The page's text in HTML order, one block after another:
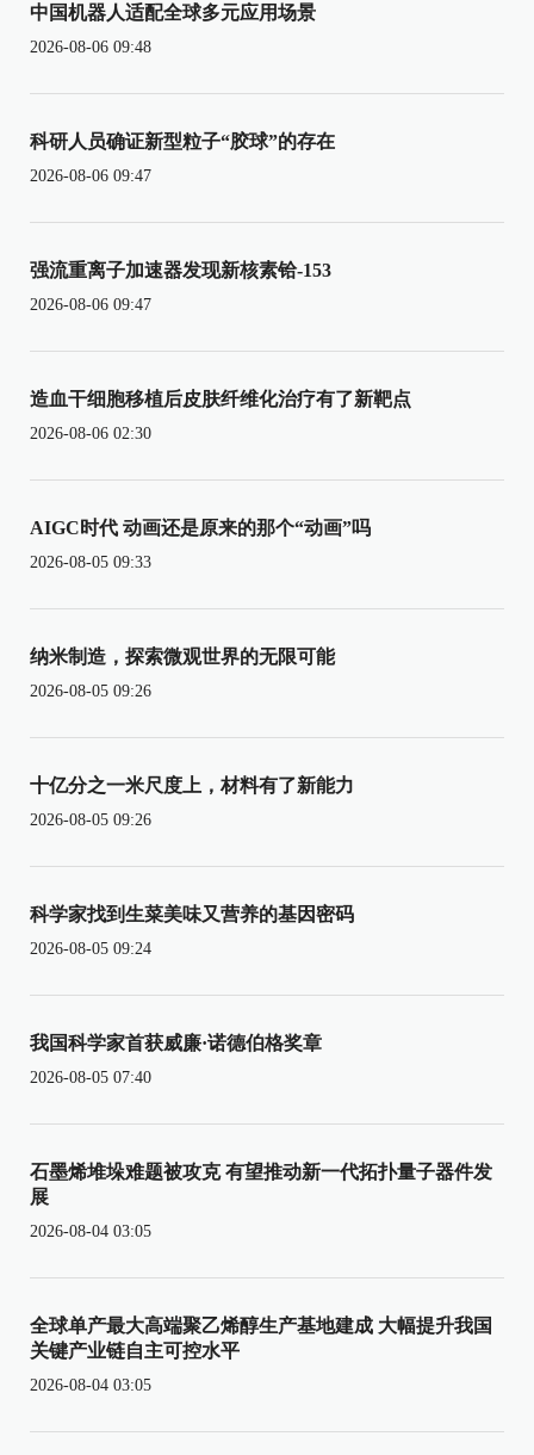
中国机器人适配全球多元应用场景
2026-08-06 09:48
科研人员确证新型粒子“胶球”的存在
2026-08-06 09:47
强流重离子加速器发现新核素铪-153
2026-08-06 09:47
造血干细胞移植后皮肤纤维化治疗有了新靶点
2026-08-06 02:30
AIGC时代 动画还是原来的那个“动画”吗
2026-08-05 09:33
纳米制造，探索微观世界的无限可能
2026-08-05 09:26
十亿分之一米尺度上，材料有了新能力
2026-08-05 09:26
科学家找到生菜美味又营养的基因密码
2026-08-05 09:24
我国科学家首获威廉·诺德伯格奖章
2026-08-05 07:40
石墨烯堆垛难题被攻克 有望推动新一代拓扑量子器件发
展
2026-08-04 03:05
全球单产最大高端聚乙烯醇生产基地建成 大幅提升我国
关键产业链自主可控水平
2026-08-04 03:05